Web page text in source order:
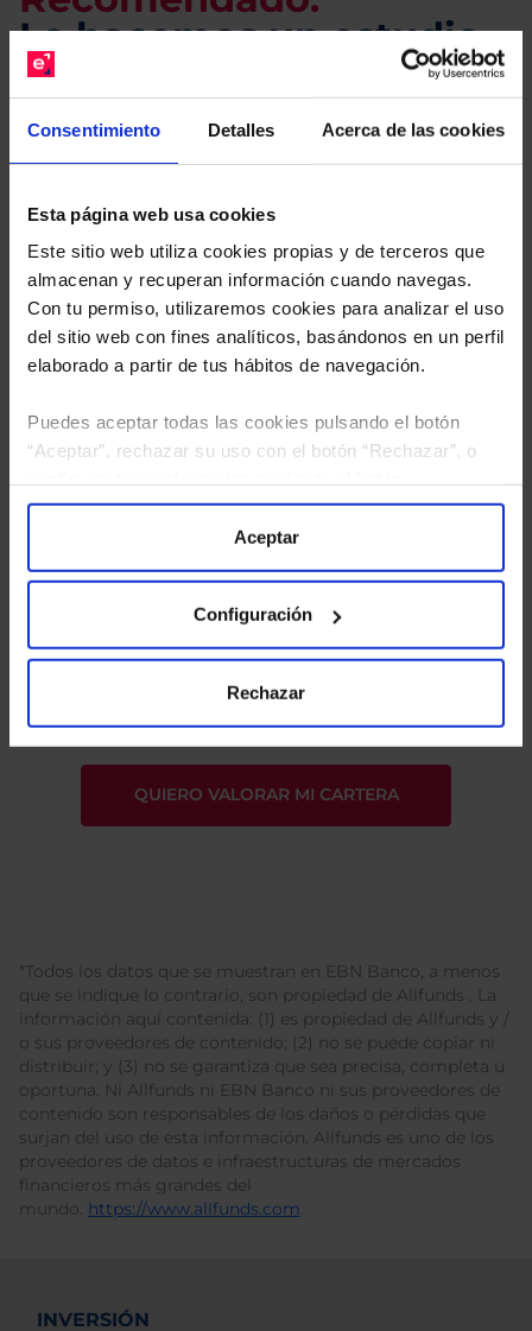
Consentimiento Detalles Acerca de las cookies
Esta página web usa cookies
Este sitio web utiliza cookies propias y de terceros que
almacenan y recuperan información cuando navegas.
Con tu permiso, utilizaremos cookies para analizar el uso
del sitio web con fines analíticos, basándonos en un perfil
elaborado a partir de tus hábitos de navegación.
Puedes aceptar todas las cookies pulsando el botón
“Aceptar”, rechazar su uso con el botón “Rechazar”, o
“Configuración”. Consulta nuestraPolítica
para más información.
Aceptar
Configuración
Rechazar
Le hacemos un estudio
gratuito de su cartera.
Descárguese el archivoe indíquenos los ISINs de
sus Fondos y nuestros expertos le enviarán un
Limpias con las que podrá ahorrar en sus costes.
tratamiento de mis datos personales.
*Todos los datos que se muestran en EBN Banco, a menos
que se indique lo contrario, son propiedad de Allfunds . La
información aquí contenida: (1) es propiedad de Allfunds y /
o sus proveedores de contenido; (2) no se puede copiar ni
distribuir; y (3) no se garantiza que sea precisa, completa u
oportuna. Ni Allfunds ni EBN Banco ni sus proveedores de
contenido son responsables de los daños o pérdidas que
surjan del uso de esta información. Allfunds es uno de los
proveedores de datos e infraestructuras de mercados
financieros más grandes del
mundo. https://www.allfunds.com.
INVERSIÓN